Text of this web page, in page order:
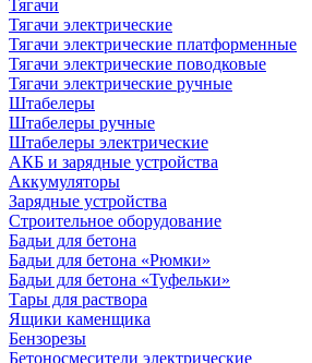
Тягачи
Тягачи электрические
Тягачи электрические платформенные
Тягачи электрические поводковые
Тягачи электрические ручные
Штабелеры
Штабелеры ручные
Штабелеры электрические
АКБ и зарядные устройства
Аккумуляторы
Зарядные устройства
Строительное оборудование
Бадьи для бетона
Бадьи для бетона «Рюмки»
Бадьи для бетона «Туфельки»
Тары для раствора
Ящики каменщика
Бензорезы
Бетоносмесители электрические